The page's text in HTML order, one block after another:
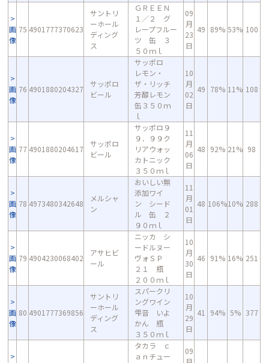
画
像
75 4901777370623
サントリ
ーホール
ディング
ス
ＧＲＥＥＮ
１／２ グ
レープフルー
ツ 缶 ３
５０ｍｌ
09
月
23
日
49 89% 53% 100
画
像
76 4901880204327
サッポロ
ビール
サッポロ
レモン・
ザ・リッチ
芳醇レモン
缶３５０ｍ
ｌ
10
月
02
日
49 78% 11% 108
画
像
77 4901880204617
サッポロ
ビール
サッポロ９
９．９９ク
リアウォッ
カトニック
３５０ｍｌ
11
月
06
日
48 92% 21% 98
画
像
78 4973480342648
メルシャ
ン
おいしい無
添加ワイ
ン シード
ル 缶 ２
９０ｍｌ
11
月
01
日
48 106%10% 288
画
像
79 4904230068402
アサヒビ
ール
ニッカ シ
ードルヌー
ヴォＳＰ
２１ 瓶
２００ｍｌ
10
月
30
日
46 91% 16% 251
画
像
80 4901777369856
サントリ
ーホール
ディング
ス
スパークリ
ングワイン
雫音 いよ
かん 瓶
３５０ｍｌ
10
月
29
日
41 94% 5% 377
タカラ ｃ
ａｎチュー
09